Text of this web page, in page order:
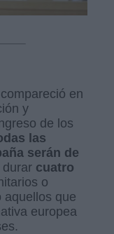
en
y
de los
las
serán de
durar cuatro
o
aquellos que
europea